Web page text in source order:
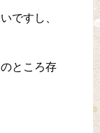
ですし、
ところ存